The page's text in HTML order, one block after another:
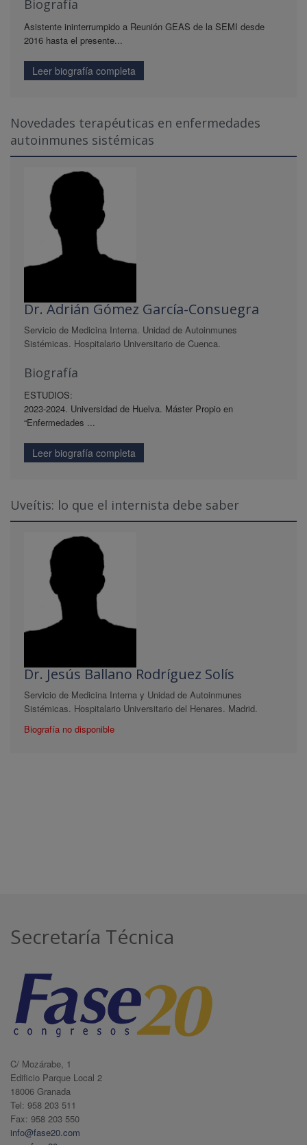
Biografía
Asistente ininterrumpido a Reunión GEAS de la SEMI desde
2016 hasta el presente...
Leer biografía completa
Novedades terapéuticas en enfermedades
autoinmunes sistémicas
Dr. Adrián Gómez García-Consuegra
Servicio de Medicina Interna. Unidad de Autoinmunes
Sistémicas. Hospitalario Universitario de Cuenca.
Biografía
ESTUDIOS:
2023-2024. Universidad de Huelva. Máster Propio en
“Enfermedades ...
Leer biografía completa
Uveítis: lo que el internista debe saber
Dr. Jesús Ballano Rodríguez Solís
Servicio de Medicina Interna y Unidad de Autoinmunes
Sistémicas. Hospitalario Universitario del Henares. Madrid.
Biografía no disponible
Secretaría Técnica
C/ Mozárabe, 1
Edificio Parque Local 2
18006 Granada
Tel: 958 203 511
Fax: 958 203 550
info@fase20.com